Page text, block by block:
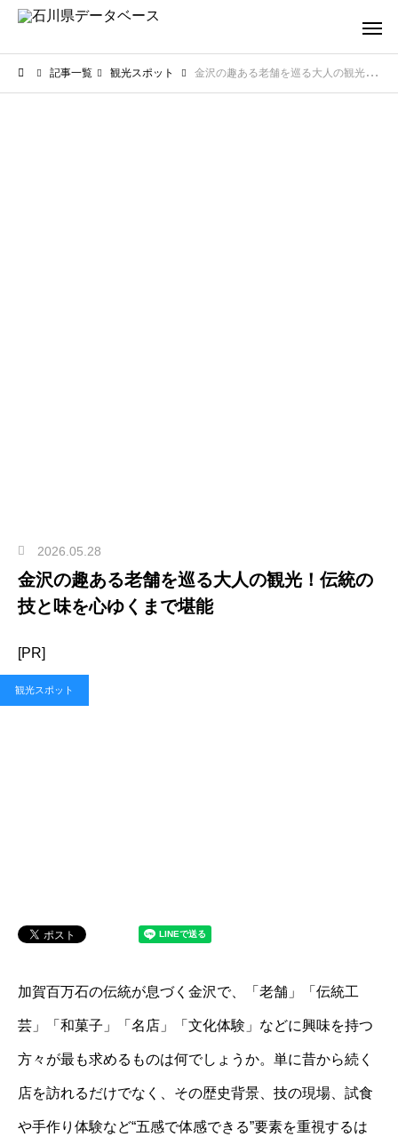
記事一覧 観光スポット 金沢の趣ある老舗を巡る大人の観光！伝統の技と味を心ゆくまで堪能
2026.05.28
金沢の趣ある老舗を巡る大人の観光！伝統の
技と味を心ゆくまで堪能
[PR]
観光スポット
加賀百万石の伝統が息づく金沢で、「老舗」「伝統工
芸」「和菓子」「名店」「文化体験」などに興味を持つ
方々が最も求めるものは何でしょうか。単に昔から続く
店を訪れるだけでなく、その歴史背景、技の現場、試食
や手作り体験など“五感で体感できる”要素を重視するは